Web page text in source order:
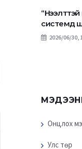
системд
2026/06/30,
Онцлох
Улс төр